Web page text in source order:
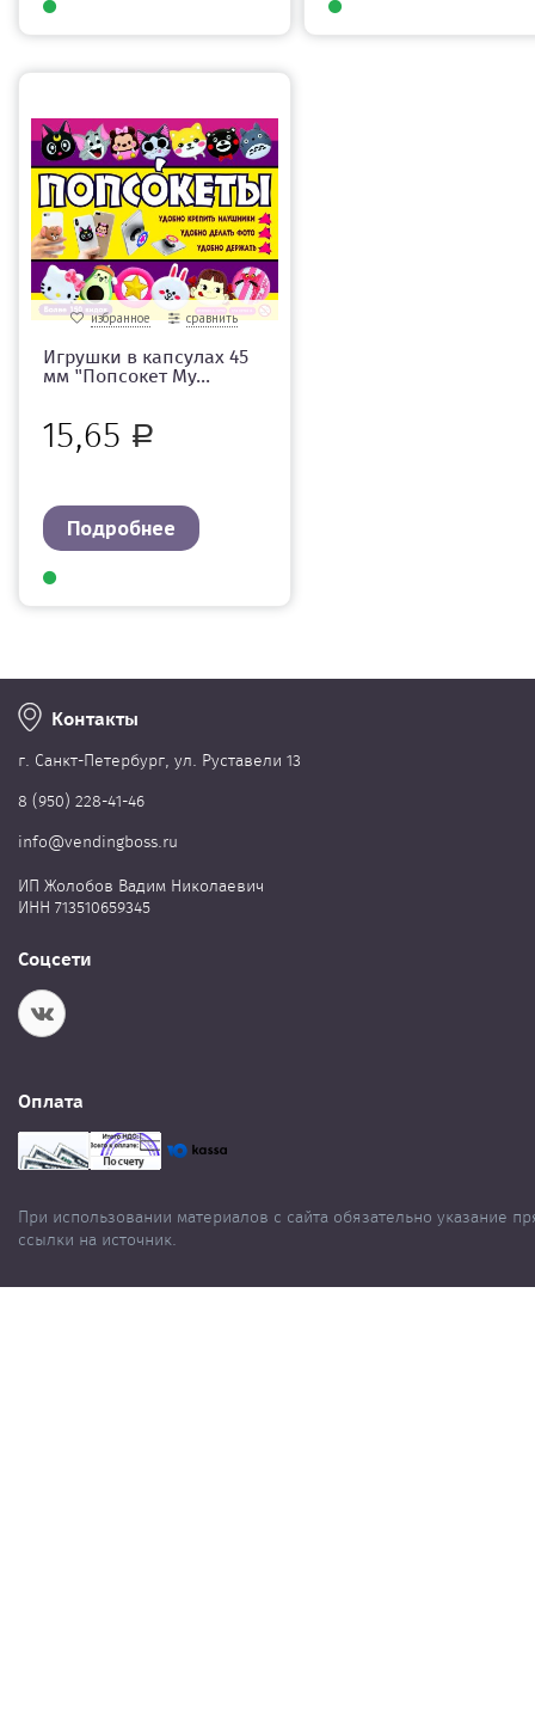
избранное сравнить
Игрушки в капсулах 45
мм "Попсокет Му...
15,65 Р
Подробнее
Контакты
г. Cанкт-Петербург, ул. Руставели 13
8 (950) 228-41-46
info@vendingboss.ru
ИП Жолобов Вадим Николаевич
ИНН 713510659345
Соцсети
Оплата
При использовании материалов с сайта обязательно указание
ссылки на источник.